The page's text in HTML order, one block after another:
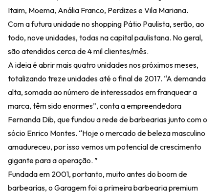
Itaim, Moema, Anália Franco, Perdizes e Vila Mariana.
Com a futura unidade no shopping Pátio Paulista, serão, ao
todo, nove unidades, todas na capital paulistana. No geral,
são atendidos cerca de 4 mil clientes/mês.
A ideia é abrir mais quatro unidades nos próximos meses,
totalizando treze unidades até o final de 2017. “A demanda
alta, somada ao número de interessados em franquear a
marca, têm sido enormes”, conta a empreendedora
Fernanda Dib, que fundou a rede de barbearias junto com o
sócio Enrico Montes. “Hoje o mercado de beleza masculino
amadureceu, por isso vemos um potencial de crescimento
gigante para a operação. ”
Fundada em 2001, portanto, muito antes do boom de
barbearias, o Garagem foi a primeira barbearia premium